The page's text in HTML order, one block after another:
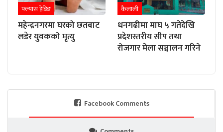
फ्ल्यास हेडिङ
महेन्द्रनगरमा घरको छतबाट
लडेर युवकको मृत्यु
कैलाली
धनगढीमा माघ ५ गतेदेखि
प्रदेशस्तरीय सीप तथा
रोजगार मेला सञ्चालन गरिने
Facebook Comments